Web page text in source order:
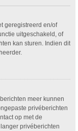
geregistreerd en/of
uitgeschakeld, of
kan sturen. Indien dit
meer kunnen
privéberichten
op met de
privéberichten